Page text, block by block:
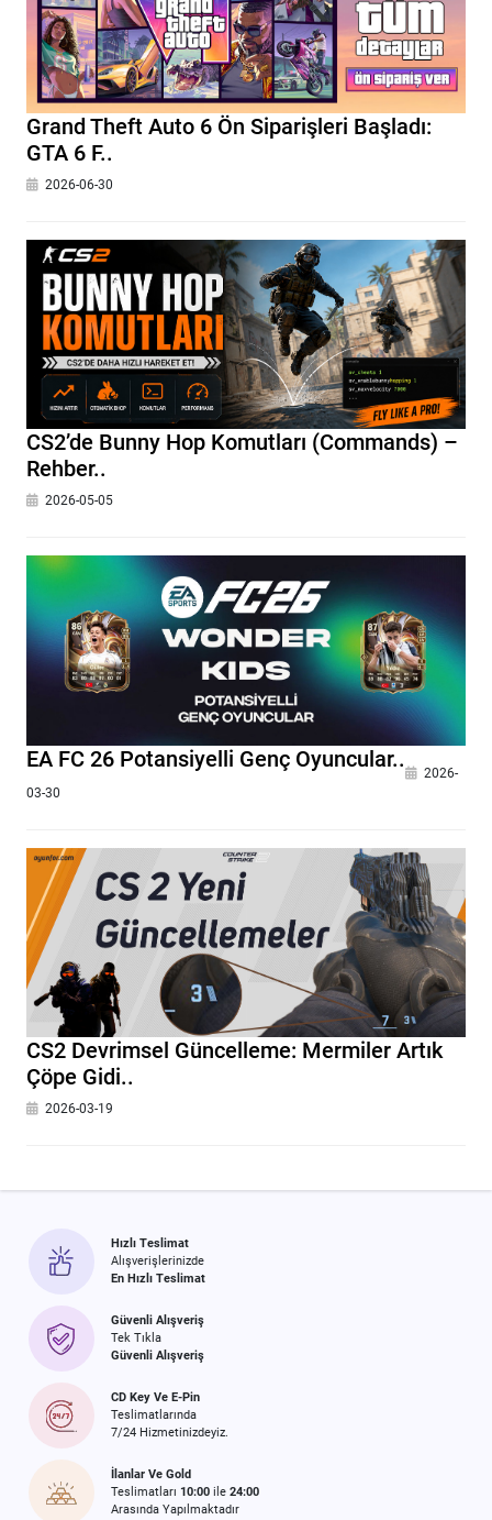
Grand Theft Auto 6 Ön Siparişleri Başladı:
GTA 6 F..
2026-06-30
CS2’de Bunny Hop Komutları (Commands) –
Rehber..
2026-05-05
EA FC 26 Potansiyelli Genç Oyuncular..
2026-
03-30
CS2 Devrimsel Güncelleme: Mermiler Artık
Çöpe Gidi..
2026-03-19
Hızlı Teslimat
Alışverişlerinizde
En Hızlı Teslimat
Güvenli Alışveriş
Tek Tıkla
Güvenli Alışveriş
CD Key Ve E-Pin
Teslimatlarında
7/24 Hizmetinizdeyiz.
İlanlar Ve Gold
Teslimatları 10:00 ile 24:00
Arasında Yapılmaktadır